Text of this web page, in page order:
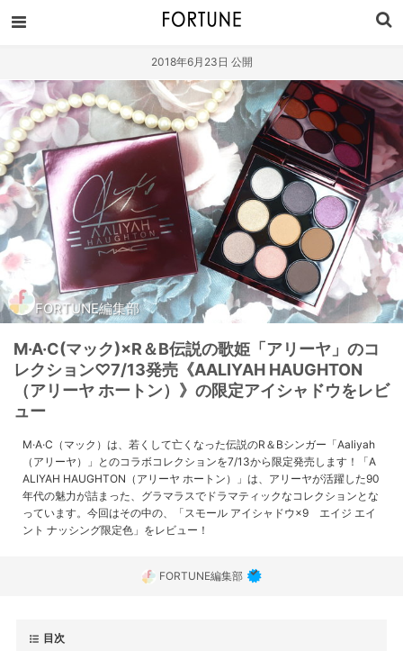
2018年6月23日 公開
FORTUNE編集部
M·A·C(マック)×R＆B伝説の歌姫「アリーヤ」のコ
レクション♡7/13発売《AALIYAH HAUGHTON
（アリーヤ ホートン）》の限定アイシャドウをレビ
ュー
M·A·C（マック）は、若くして亡くなった伝説のR＆Bシンガー「Aaliyah
（アリーヤ）」とのコラボコレクションを7/13から限定発売します！「A
ALIYAH HAUGHTON（アリーヤ ホートン）」は、アリーヤが活躍した90
年代の魅力が詰まった、グラマラスでドラマティックなコレクションとな
っています。今回はその中の、「スモール アイシャドウ×9 エイジ エイ
ント ナッシング限定色」をレビュー！
FORTUNE編集部
目次